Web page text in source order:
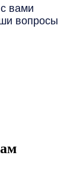
вами
вопросы